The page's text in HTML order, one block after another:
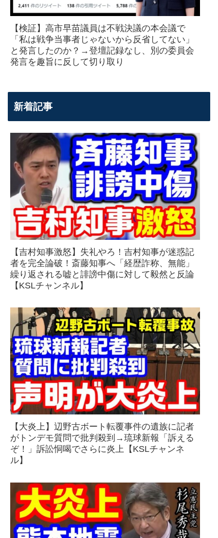
【検証】高市早苗議員は不戦決議の本会議で
「私は戦争当事者じゃないから反省してない」
と発言したのか？→登壇記録なし、別の委員会
発言を趣旨に反して切り取り
新着記事
【吉村知事激怒】失礼やろ！吉村知事が迷惑記
者を完全論破！斎藤知事へ「経歴詐称、無能」
繰り返される嘘と誹謗中傷に対して毅然と反論
【KSLチャンネル】
【大炎上】辺野古ボート転覆事件の遺族に記者
がトンデモ質問で批判殺到→琉球新報「訴える
ぞ！」訴訟恫喝でさらに炎上【KSLチャンネ
ル】